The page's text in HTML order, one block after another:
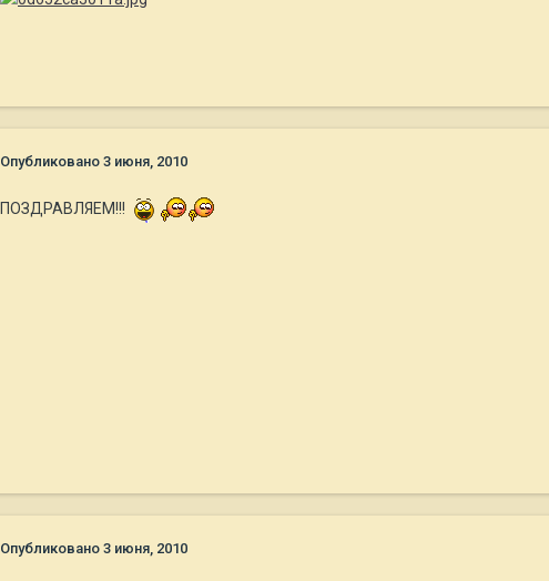
Опубликовано 3 июня, 2010
ПОЗДРАВЛЯЕМ!!!
Опубликовано 3 июня, 2010